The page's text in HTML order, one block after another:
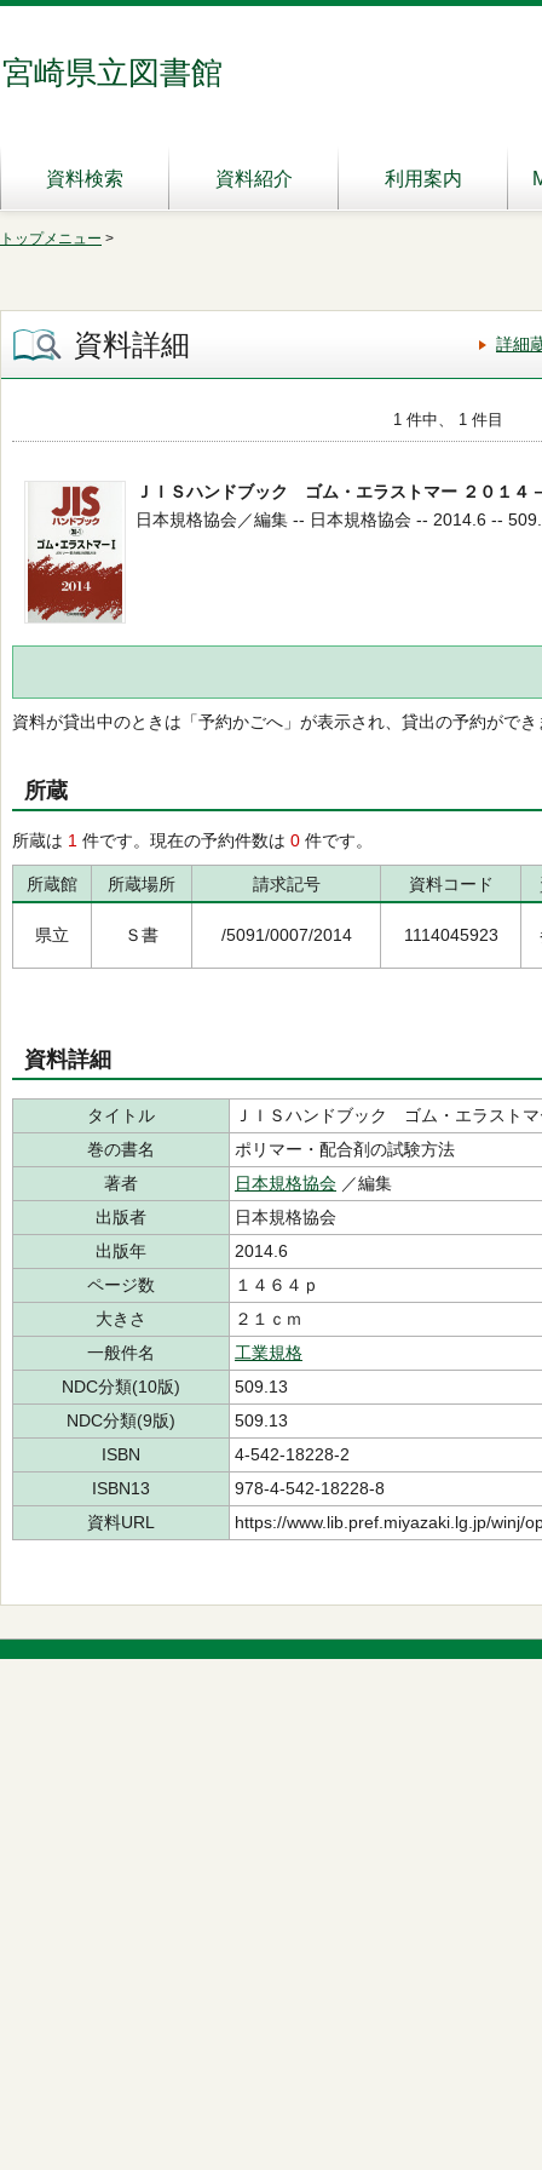
宮崎県立図書館
資料検索 資料紹介 利用案内
トップメニュー >
資料詳細 詳細
1 件中、 1 件目
ＪＩＳハンドブック ゴム・エラストマー ２０１４
日本規格協会／編集 -- 日本規格協会 -- 2014.6 --
資料が貸出中のときは「予約かごへ」が表示され、貸出の予約ができ
所蔵
所蔵は 1 件です。現在の予約件数は 0 件です。
所蔵館 所蔵場所 請求記号 資料コード
県立 Ｓ書 /5091/0007/2014 1114045923
資料詳細
タイトル
ＪＩＳハンドブック ゴム・エラスト
巻の書名
ポリマー・配合剤の試験方法
著者
日本規格協会 ／編集
出版者
日本規格協会
出版年
2014.6
ページ数
１４６４ｐ
大きさ
２１ｃｍ
一般件名
工業規格
NDC分類(10版)
509.13
NDC分類(9版)
509.13
ISBN
4-542-18228-2
ISBN13
978-4-542-18228-8
資料URL
https://www.lib.pref.miyazaki.lg.jp/winj/